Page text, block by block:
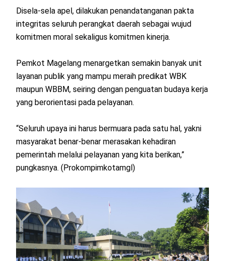
Disela-sela apel, dilakukan penandatanganan pakta
integritas seluruh perangkat daerah sebagai wujud
komitmen moral sekaligus komitmen kinerja.
Pemkot Magelang menargetkan semakin banyak unit
layanan publik yang mampu meraih predikat WBK
maupun WBBM, seiring dengan penguatan budaya kerja
yang berorientasi pada pelayanan.
“Seluruh upaya ini harus bermuara pada satu hal, yakni
masyarakat benar-benar merasakan kehadiran
pemerintah melalui pelayanan yang kita berikan,”
pungkasnya. (Prokompimkotamgl)